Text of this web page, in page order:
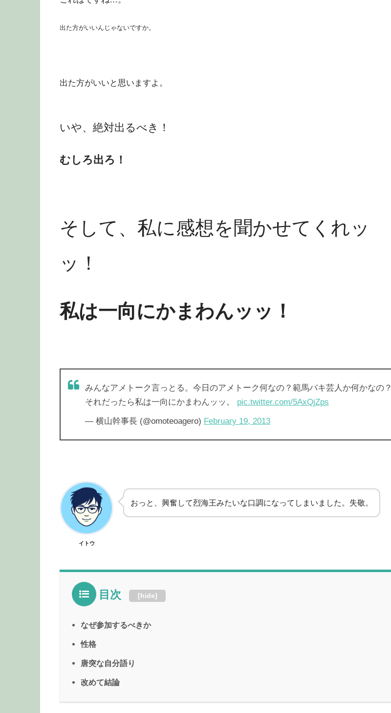
出た方がいいんじゃないですか。
出た方がいいと思いますよ。
いや、絶対出るべき！
むしろ出ろ！
そして、私に感想を聞かせてくれッ
ッ！
私は一向にかまわんッッ！
みんなアメトーク言っとる。今日のアメトーク何なの？範馬バキ芸人か何かなの？
それだったら私は一向にかまわんッッ。 pic.twitter.com/5AxQjZps
— 横山幹事長 (@omoteoagero) February 19, 2013
イトウ
おっと、興奮して烈海王みたいな口調になってしまいました。失敬。
目次 [hide]
なぜ参加するべきか
性格
唐突な自分語り
改めて結論